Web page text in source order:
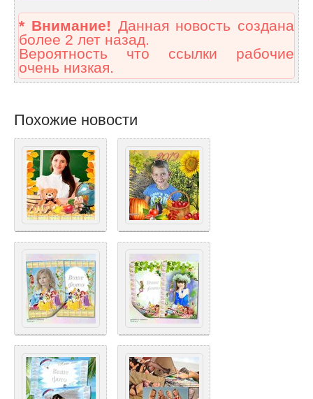
* Внимание! Данная новость создана
более 2 лет назад.
Вероятность что ссылки рабочие
очень низкая.
Похожие новости